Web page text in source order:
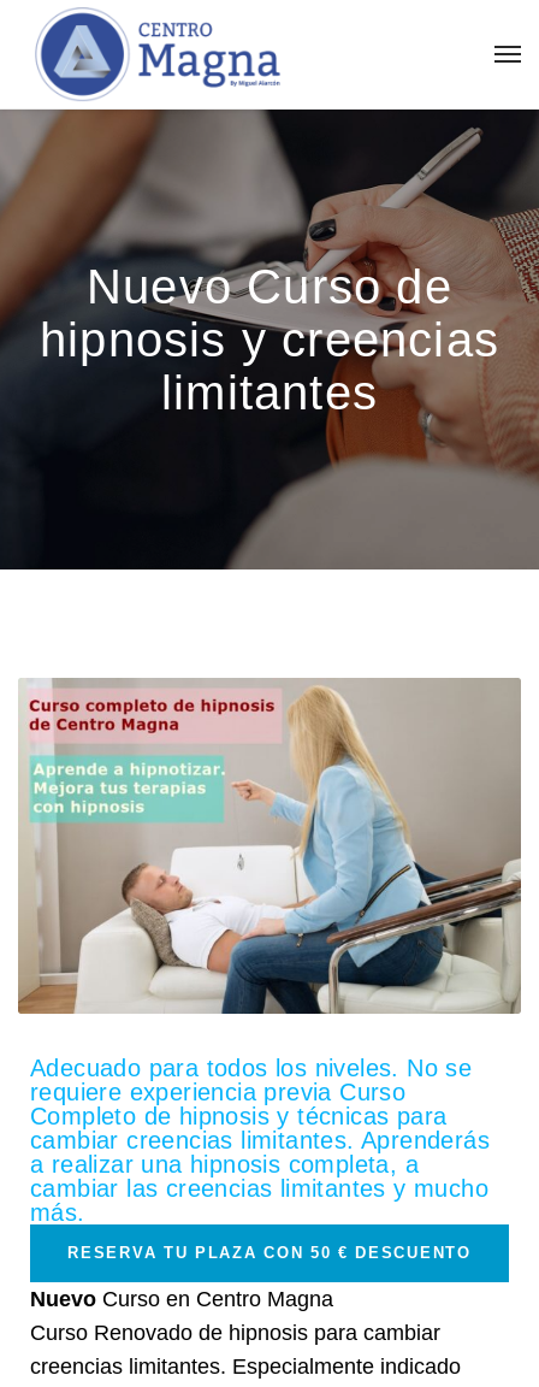
Nuevo Curso de
hipnosis y creencias
limitantes
Adecuado para todos los niveles. No se
requiere experiencia previa Curso
Completo de hipnosis y técnicas para
cambiar creencias limitantes. Aprenderás
a realizar una hipnosis completa, a
cambiar las creencias limitantes y mucho
más.
RESERVA TU PLAZA CON 50 € DESCUENTO
Nuevo Curso en Centro Magna
Curso Renovado de hipnosis para cambiar
creencias limitantes. Especialmente indicado